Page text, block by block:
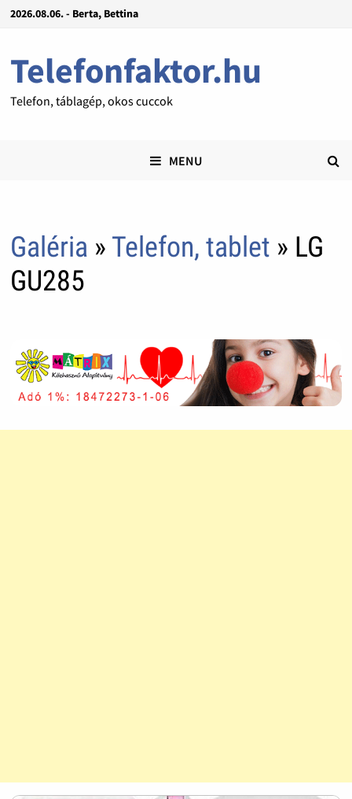
2026.08.06. - Berta, Bettina
Telefonfaktor.hu
Telefon, táblagép, okos cuccok
MENU
Galéria » Telefon, tablet » LG
GU285